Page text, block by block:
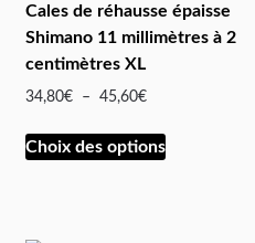
Cales de réhausse épaisse
Shimano 11 millimètres à 2
centimètres XL
34,80€ – 45,60€
Choix des options